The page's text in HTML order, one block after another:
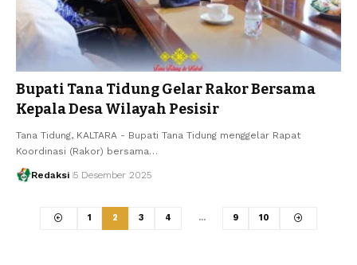
Bupati Tana Tidung Gelar Rakor Bersama
Kepala Desa Wilayah Pesisir
Tana Tidung, KALTARA - Bupati Tana Tidung menggelar Rapat
Koordinasi (Rakor) bersama…
Redaksi 5 Desember 2025
1 2 3 4 … 9 10